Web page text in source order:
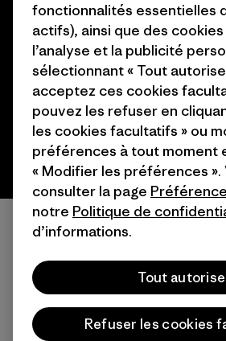
© 2026 Patagonia, Inc. All Rights Reserved.
français
fonctionnalités essentielles
actifs), ainsi que des
l’analyse et la publicité
sélectionnant « Tout
acceptez ces cookies
pouvez les refuser en
les cookies facultatifs » ou
préférences à tout moment
« Modifier les préférences ».
consulter la page
notre Politique de
d’informations.
Tout
Refuser les cookies